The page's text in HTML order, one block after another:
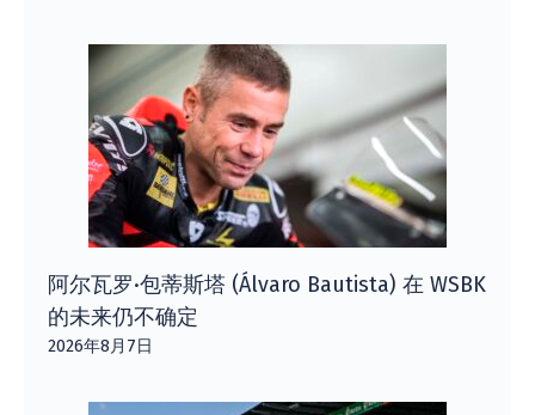
阿尔瓦罗·包蒂斯塔 (Álvaro Bautista) 在 WSBK
的未来仍不确定
2026年8月7日